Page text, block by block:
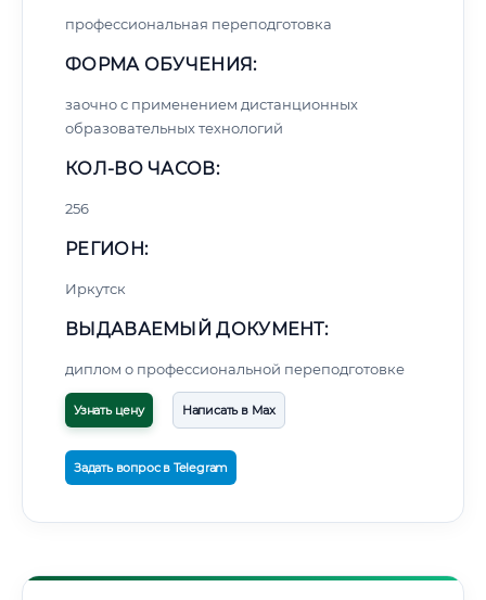
профессиональная переподготовка
ФОРМА ОБУЧЕНИЯ:
заочно с применением дистанционных
образовательных технологий
КОЛ-ВО ЧАСОВ:
256
РЕГИОН:
Иркутск
ВЫДАВАЕМЫЙ ДОКУМЕНТ:
диплом о профессиональной переподготовке
Узнать цену Написать в Max
Задать вопрос в Telegram